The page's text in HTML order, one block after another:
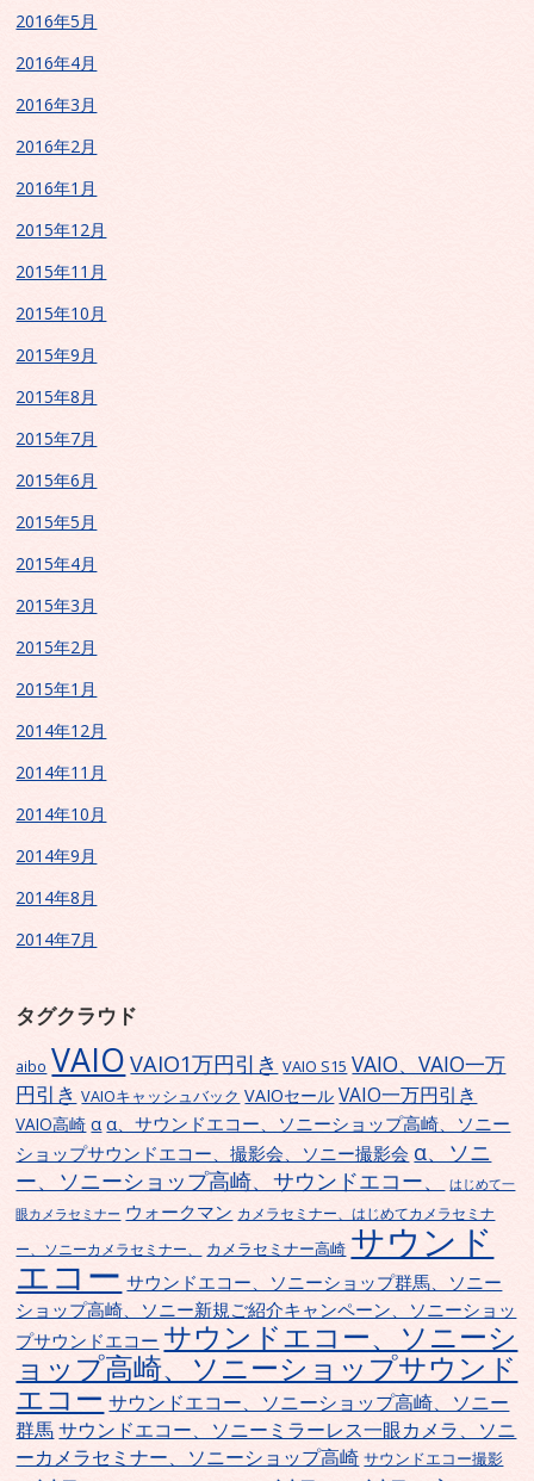
2016年5月
2016年4月
2016年3月
2016年2月
2016年1月
2015年12月
2015年11月
2015年10月
2015年9月
2015年8月
2015年7月
2015年6月
2015年5月
2015年4月
2015年3月
2015年2月
2015年1月
2014年12月
2014年11月
2014年10月
2014年9月
2014年8月
2014年7月
タグクラウド
aibo VAIO VAIO1万円引き VAIO S15 VAIO、VAIO一万
円引き VAIOキャッシュバック VAIOセール VAIO一万円引き
VAIO高崎 α α、サウンドエコー、ソニーショップ高崎、ソニー
ショップサウンドエコー、撮影会、ソニー撮影会 α、ソニ
ー、ソニーショップ高崎、サウンドエコー、
はじめて一
眼カメラセミナー ウォークマン カメラセミナー、はじめてカメラセミナ
ー、ソニーカメラセミナー、
カメラセミナー高崎 サウンド
エコー サウンドエコー、ソニーショップ群馬、ソニー
ショップ高崎、ソニー新規ご紹介キャンペーン、ソニーショッ
プサウンドエコー サウンドエコー、ソニーシ
ョップ高崎、ソニーショップサウンド
エコー サウンドエコー、ソニーショップ高崎、ソニー
群馬 サウンドエコー、ソニーミラーレス一眼カメラ、ソニ
ーカメラセミナー、ソニーショップ高崎 サウンドエコー撮影